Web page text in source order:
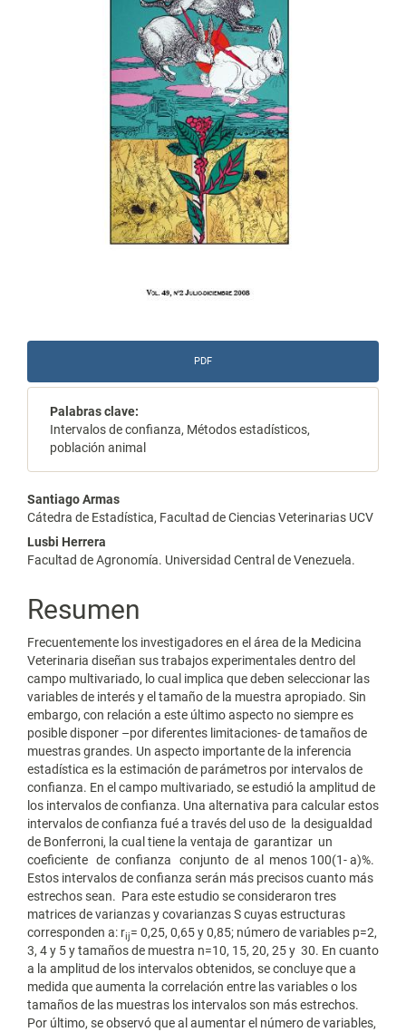
PDF
Palabras clave:
Intervalos de confianza, Métodos estadísticos,
población animal
Contenido
principal
del
artículo
Santiago Armas
Cátedra de Estadística, Facultad de Ciencias Veterinarias UCV
Lusbi Herrera
Facultad de Agronomía. Universidad Central de Venezuela.
Resumen
Frecuentemente los investigadores en el área de la Medicina
Veterinaria diseñan sus trabajos experimentales dentro del
campo multivariado, lo cual implica que deben seleccionar las
variables de interés y el tamaño de la muestra apropiado. Sin
embargo, con relación a este último aspecto no siempre es
posible disponer –por diferentes limitaciones- de tamaños de
muestras grandes. Un aspecto importante de la inferencia
estadística es la estimación de parámetros por intervalos de
confianza. En el campo multivariado, se estudió la amplitud de
los intervalos de confianza. Una alternativa para calcular estos
intervalos de confianza fué a través del uso de la desigualdad
de Bonferroni, la cual tiene la ventaja de garantizar un
coeficiente de confianza conjunto de al menos 100(1- a)%.
Estos intervalos de confianza serán más precisos cuanto más
estrechos sean. Para este estudio se consideraron tres
matrices de varianzas y covarianzas S cuyas estructuras
corresponden a: rij= 0,25, 0,65 y 0,85; número de variables p=2,
3, 4 y 5 y tamaños de muestra n=10, 15, 20, 25 y 30. En cuanto
a la amplitud de los intervalos obtenidos, se concluye que a
medida que aumenta la correlación entre las variables o los
tamaños de las muestras los intervalos son más estrechos.
Por último, se observó que al aumentar el número de variables,